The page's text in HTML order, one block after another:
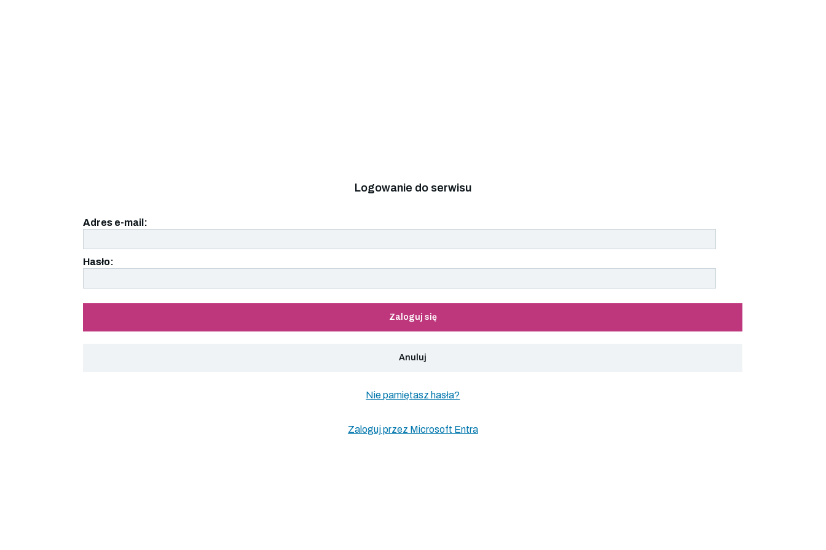
Logowanie do serwisu
Adres e-mail:
Hasło:
Zaloguj się
Anuluj
Nie pamiętasz hasła?
Zaloguj przez Microsoft Entra